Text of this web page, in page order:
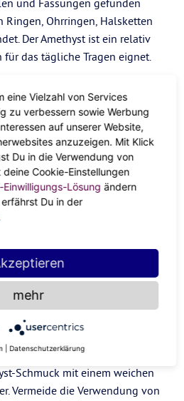
und Fassungen gefunden
Ringen, Ohrringen, Halsketten
Der Amethyst ist ein relativ
für das tägliche Tragen eignet.
Garderobe integrieren
dies zu tun. Ein
oder ein Paar Ohrringe sind
Ergänzung für jedes
auffälliger Amethystring oder ein
setzen und deinem Look
auch der Amethyst eine
Schönheit zu erhalten. Hier sind
deines Amethyst-Schmucks:
Schmuck getrennt von
um Kratzer zu vermeiden.
Schmuck mit einem weichen
Vermeide die Verwendung von
eine Vielzahl von Services
zu verbessern sowie Werbung
auf unserer Website,
anzuzeigen. Mit Klick
Du in die Verwendung von
Cookie-Einstellungen
Einwilligungs-Lösung ändern
Du in der
mehr
Datenschutzerklärung